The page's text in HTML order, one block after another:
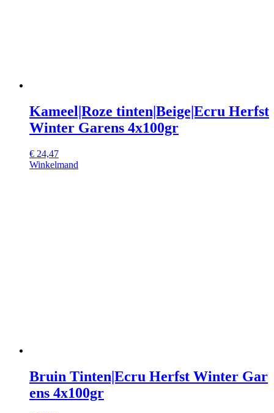
Kameel|Roze tinten|Beige|Ecru Herfst
Winter Garens 4x100gr
€ 24,47
Winkelmand
Bruin Tinten|Ecru Herfst Winter Gar
ens 4x100gr